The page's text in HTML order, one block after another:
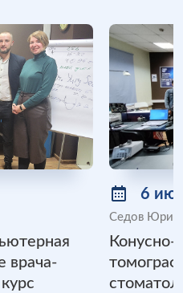
врача-
6
Седов Юрий
Конусно-